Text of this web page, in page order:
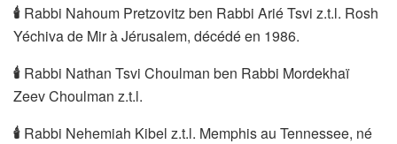
🕯 Rabbi Nahoum Pretzovitz ben Rabbi Arié Tsvi z.t.l. Rosh
Yéchiva de Mir à Jérusalem, décédé en 1986.
🕯 Rabbi Nathan Tsvi Choulman ben Rabbi Mordekhaï
Zeev Choulman z.t.l.
🕯 Rabbi Nehemiah Kibel z.t.l. Memphis au Tennessee, né